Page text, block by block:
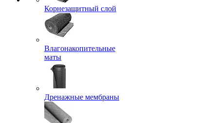
Корнезащитный слой
Влагонакопительные
маты
Дренажные мембраны